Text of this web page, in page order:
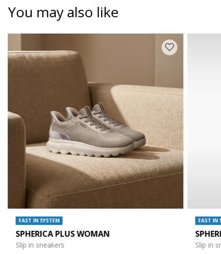
You may also like
FAST IN SYSTEM
SPHERICA PLUS WOMAN
Slip in sneakers
FAST IN
Slip in